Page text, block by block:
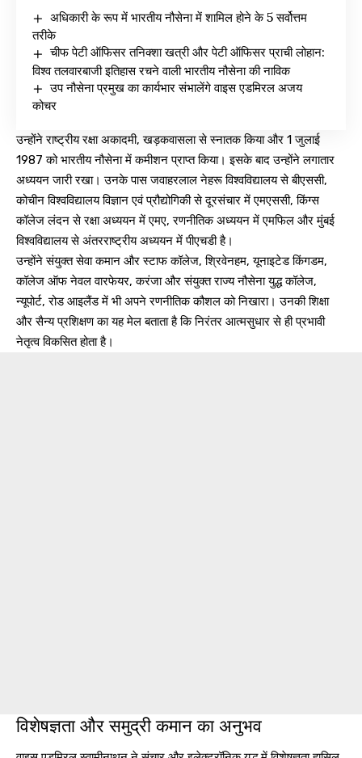
अधिकारी के रूप में भारतीय नौसेना में शामिल होने के 5 सर्वोत्तम
तरीके
चीफ पेटी ऑफिसर तनिक्शा खत्री और पेटी ऑफिसर प्राची लोहान:
विश्व तलवारबाजी इतिहास रचने वाली भारतीय नौसेना की नाविक
उप नौसेना प्रमुख का कार्यभार संभालेंगे वाइस एडमिरल अजय
कोचर
उन्होंने राष्ट्रीय रक्षा अकादमी, खड़कवासला से स्नातक किया और 1 जुलाई
1987 को भारतीय नौसेना में कमीशन प्राप्त किया। इसके बाद उन्होंने लगातार
अध्ययन जारी रखा। उनके पास जवाहरलाल नेहरू विश्वविद्यालय से बीएससी,
कोचीन विश्वविद्यालय विज्ञान एवं प्रौद्योगिकी से दूरसंचार में एमएससी, किंग्स
कॉलेज लंदन से रक्षा अध्ययन में एमए, रणनीतिक अध्ययन में एमफिल और मुंबई
विश्वविद्यालय से अंतरराष्ट्रीय अध्ययन में पीएचडी है।
उन्होंने संयुक्त सेवा कमान और स्टाफ कॉलेज, श्रिवेनहम, यूनाइटेड किंगडम,
कॉलेज ऑफ नेवल वारफेयर, करंजा और संयुक्त राज्य नौसेना युद्ध कॉलेज,
न्यूपोर्ट, रोड आइलैंड में भी अपने रणनीतिक कौशल को निखारा। उनकी शिक्षा
और सैन्य प्रशिक्षण का यह मेल बताता है कि निरंतर आत्मसुधार से ही प्रभावी
नेतृत्व विकसित होता है।
विशेषज्ञता और समुद्री कमान का अनुभव